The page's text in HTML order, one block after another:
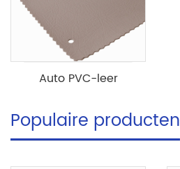
Auto PVC-leer
Populaire producten